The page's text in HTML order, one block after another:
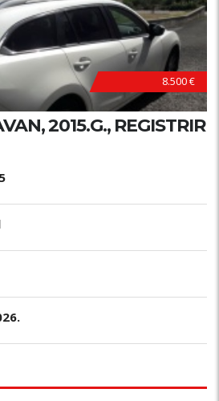
8.500 €
2015.G., REGISTRIR